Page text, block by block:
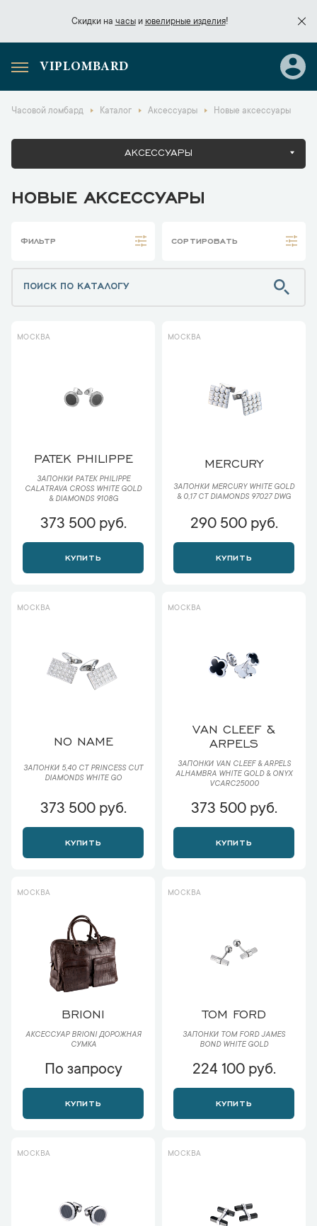
Скидки на часыи ювелирные изделия!
Скидки начасы
VIPLOMBARD
Часовой ломбард Каталог Аксессуары Новые аксессуары
АКСЕССУАРЫ
НОВЫЕ АКСЕССУАРЫ
ФИЛЬТР СОРТИРОВАТЬ
МОСКВА
PATEK PHILIPPE
ЗАПОНКИ PATEK PHILIPPE
CALATRAVA CROSS WHITE GOLD
& DIAMONDS 9108G
373 500 руб.
КУПИТЬ
МОСКВА
MERCURY
ЗАПОНКИ MERCURY WHITE GOLD
& 0,17 CT DIAMONDS 97027 DWG
290 500 руб.
КУПИТЬ
МОСКВА
NO NAME
ЗАПОНКИ 5,40 CT PRINCESS CUT
DIAMONDS WHITE GO
373 500 руб.
КУПИТЬ
МОСКВА
VAN CLEEF &
ARPELS
ЗАПОНКИ VAN CLEEF & ARPELS
ALHAMBRA WHITE GOLD & ONYX
VCARC25000
373 500 руб.
КУПИТЬ
МОСКВА
BRIONI
АКСЕССУАР BRIONI ДОРОЖНАЯ
СУМКА
По запросу
КУПИТЬ
МОСКВА
TOM FORD
ЗАПОНКИ TOM FORD JAMES
BOND WHITE GOLD
224 100 руб.
КУПИТЬ
МОСКВА МОСКВА